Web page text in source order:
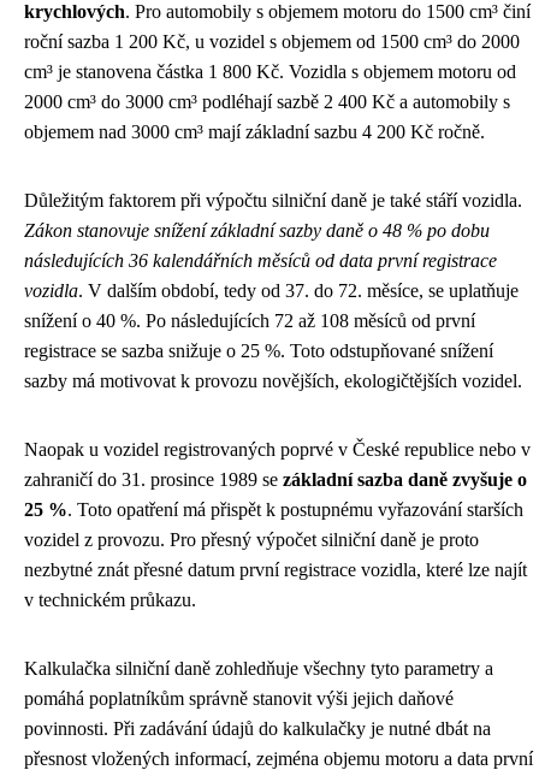
krychlových. Pro automobily s objemem motoru do 1500 cm³ činí
roční sazba 1 200 Kč, u vozidel s objemem od 1500 cm³ do 2000
cm³ je stanovena částka 1 800 Kč. Vozidla s objemem motoru od
2000 cm³ do 3000 cm³ podléhají sazbě 2 400 Kč a automobily s
objemem nad 3000 cm³ mají základní sazbu 4 200 Kč ročně.
Důležitým faktorem při výpočtu silniční daně je také stáří vozidla.
Zákon stanovuje snížení základní sazby daně o 48 % po dobu
následujících 36 kalendářních měsíců od data první registrace
vozidla. V dalším období, tedy od 37. do 72. měsíce, se uplatňuje
snížení o 40 %. Po následujících 72 až 108 měsíců od první
registrace se sazba snižuje o 25 %. Toto odstupňované snížení
sazby má motivovat k provozu novějších, ekologičtějších vozidel.
Naopak u vozidel registrovaných poprvé v České republice nebo v
zahraničí do 31. prosince 1989 se základní sazba daně zvyšuje o
25 %. Toto opatření má přispět k postupnému vyřazování starších
vozidel z provozu. Pro přesný výpočet silniční daně je proto
nezbytné znát přesné datum první registrace vozidla, které lze najít
v technickém průkazu.
Kalkulačka silniční daně zohledňuje všechny tyto parametry a
pomáhá poplatníkům správně stanovit výši jejich daňové
povinnosti. Při zadávání údajů do kalkulačky je nutné dbát na
přesnost vložených informací, zejména objemu motoru a data první